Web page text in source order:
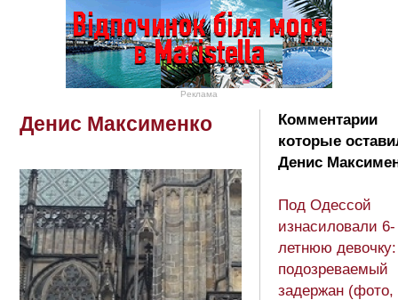
Реклама
Денис Максименко
Комментарии
которые
Денис
Под Одессой
изнасиловали 6-
летнюю девочку:
подозреваемый
задержан (фото,